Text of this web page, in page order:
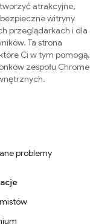
atrakcyjne,
witryny
przeglądarkach i dla
Ta strona
Ci w tym pomogą,
zespołu Chrome
problemy